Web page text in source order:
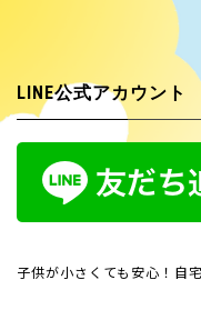
LINE公式アカウント
子供が小さくても安心！自